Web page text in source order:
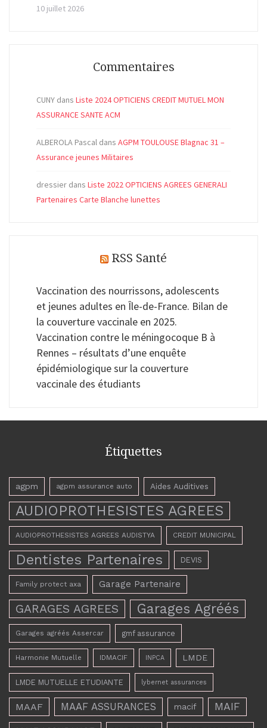
10 juillet 2026
Commentaires
CUNY dans Liste 2024 OPTICIENS CREDIT MUTUEL MON
ASSURANCE SANTE ACM
ALBEROLA Pascal dans AGPM TOULOUSE Blagnac 31 –
Assurance jeunes Militaires
dressier dans Liste 2022 OPTICIENS AGREES GENERALI
Partenaires Carte Blanche lunettes
RSS Santé
Vaccination des nourrissons, adolescents
et jeunes adultes en Île-de-France. Bilan de
la couverture vaccinale en 2025.
Vaccination contre le méningocoque B à
Rennes – résultats d’une enquête
épidémiologique sur la couverture
vaccinale des étudiants
Étiquettes
agpm agpm assurance auto Aides Auditives
AUDIOPROTHESISTES AGREES
AUDIOPROTHESISTES AGREES AUDISTYA CREDIT MUNICIPAL
Dentistes Partenaires DEVIS
Family protect axa Garage Partenaire
GARAGES AGREES Garages Agréés
Garages agréés Assercar gmf assurance
Harmonie Mutuelle IDMACIF INPCA LMDE
LMDE MUTUELLE ETUDIANTE lybernet assurances
MAAF MAAF ASSURANCES macif MAIF